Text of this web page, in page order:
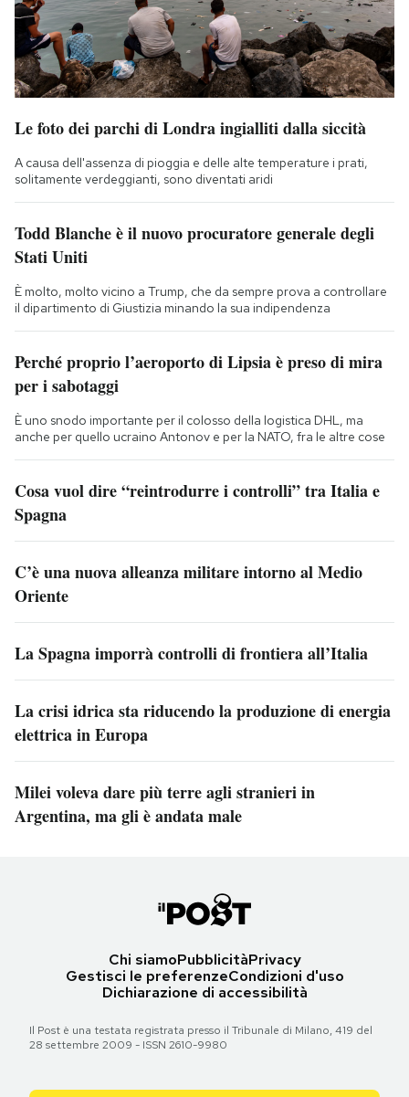
Le foto dei parchi di Londra ingialliti dalla siccità
A causa dell'assenza di pioggia e delle alte temperature i prati,
solitamente verdeggianti, sono diventati aridi
Todd Blanche è il nuovo procuratore generale degli
Stati Uniti
È molto, molto vicino a Trump, che da sempre prova a controllare
il dipartimento di Giustizia minando la sua indipendenza
Perché proprio l’aeroporto di Lipsia è preso di mira
per i sabotaggi
È uno snodo importante per il colosso della logistica DHL, ma
anche per quello ucraino Antonov e per la NATO, fra le altre cose
Cosa vuol dire “reintrodurre i controlli” tra Italia e
Spagna
C’è una nuova alleanza militare intorno al Medio
Oriente
La Spagna imporrà controlli di frontiera all’Italia
La crisi idrica sta riducendo la produzione di energia
elettrica in Europa
Milei voleva dare più terre agli stranieri in
Argentina, ma gli è andata male
Chi siamoPubblicitàPrivacy
Gestisci le preferenzeCondizioni d'uso
Dichiarazione di accessibilità
Il Post è una testata registrata presso il Tribunale di Milano, 419 del
28 settembre 2009 - ISSN 2610-9980